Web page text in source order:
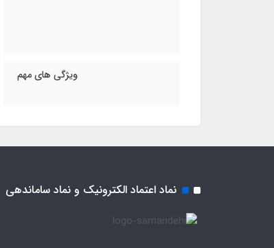
ویژگی های مهم
نماد اعتماد الکترونیک و نماد ساماندهی